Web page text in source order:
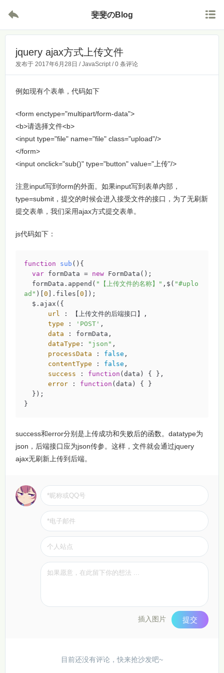
 斐斐のBlog 
jquery ajax方式上传文件
发布于 2017年6月28日 /JavaScript/0 条评论
例如现有个表单，代码如下
<form enctype="multipart/form-data">
<b>请选择文件<b>
<input type="file" name="file" class="upload"/>
</form>
<input onclick="sub()" type="button" value="上传"/>
注意input写到form的外面。如果input写到表单内部，
type=submit，提交的时候会进入接受文件的接口，为了无刷新
提交表单，我们采用ajax方式提交表单。
js代码如下：
function sub ( ) {
var formData = new FormData();
  formData.append(
"【上传文件的名称】" ,$( "#uplo
ad" )[ 0 ].files[ 0 ]);
url
: 【上传文件的后端接口】,
type : 'POST' ,
data : formData,
dataType : "json" ,
processData : false ,
contentType : false ,
success : function ( data ) { },
error : function ( data ) { }
}
success和error分别是上传成功和失败后的函数。datatype为
json，后端接口应为json传参。这样，文件就会通过jquery
ajax无刷新上传到后端。
插入图片 提交
目前还没有评论，快来抢沙发吧~